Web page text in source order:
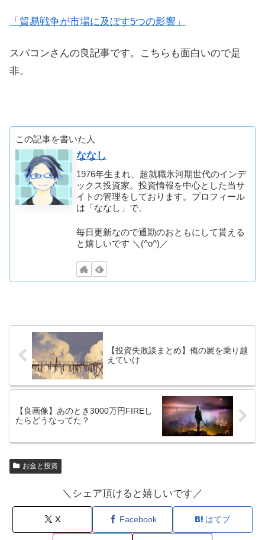
「貿易戦争が市場に及ぼす5つの影響」
スパコンさんの良記事です。こちらも面白いので是
非。
この記事を書いた人
ななし
1976年生まれ、超就職氷河期世代のインデ
ックス投資家。投資情報を中心とした当サ
イトの管理をしております。プロフィール
は「ななし」で。
毎日更新なので通勤のおともにして貰える
と嬉しいです ＼(^o^)／
【投資失敗談まとめ】俺の屍を乗り越
えていけ
【良画像】あのとき3000万円FIREし
たらどうなってた？
お金と投資
＼シェア頂けると嬉しいです／
X Facebook はてブ